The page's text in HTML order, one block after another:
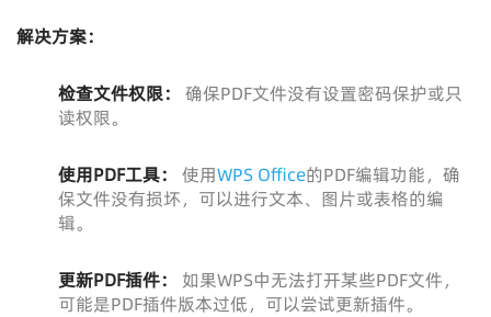
解决方案：
检查文件权限：
确保PDF文件没有设置密码保护或只
读权限。
使用PDF工具： 使用WPS Office的PDF编辑功能，确
保文件没有损坏，可以进行文本、图片或表格的编
辑。
更新PDF插件：
如果WPS中无法打开某些PDF文件，
可能是PDF插件版本过低，可以尝试更新插件。